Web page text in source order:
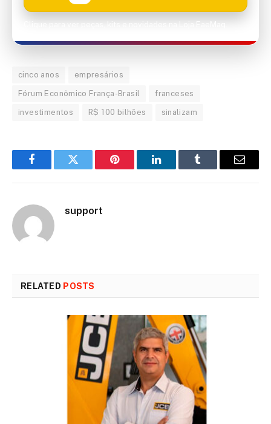
cinco anos empresários
Fórum Econômico França-Brasil franceses
investimentos R$ 100 bilhões sinalizam
FacebookTwitter Pinterest LinkedInTumblr Email
support
RELATED POSTS